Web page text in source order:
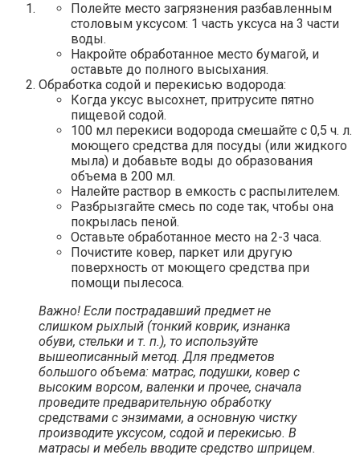
Полейте место загрязнения разбавленным
столовым уксусом: 1 часть уксуса на 3 части
воды.
Накройте обработанное место бумагой, и
оставьте до полного высыхания.
Обработка содой и перекисью водорода:
Когда уксус высохнет, притрусите пятно
пищевой содой.
100 мл перекиси водорода смешайте с 0,5 ч. л.
моющего средства для посуды (или жидкого
мыла) и добавьте воды до образования
объема в 200 мл.
Налейте раствор в емкость с распылителем.
Разбрызгайте смесь по соде так, чтобы она
покрылась пеной.
Оставьте обработанное место на 2-3 часа.
Почистите ковер, паркет или другую
поверхность от моющего средства при
помощи пылесоса.
Важно! Если пострадавший предмет не
слишком рыхлый (тонкий коврик, изнанка
обуви, стельки и т. п.), то используйте
вышеописанный метод. Для предметов
большого объема: матрас, подушки, ковер с
высоким ворсом, валенки и прочее, сначала
проведите предварительную обработку
средствами с энзимами, а основную чистку
производите уксусом, содой и перекисью. В
матрасы и мебель вводите средство шприцем.